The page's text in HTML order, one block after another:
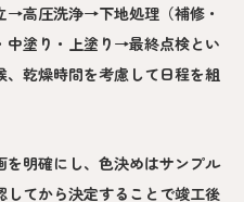
→高圧洗浄→下地処理（補修・
塗り・上塗り→最終点検とい
乾燥時間を考慮して日程を組
明確にし、色決めはサンプル
てから決定することで竣工後